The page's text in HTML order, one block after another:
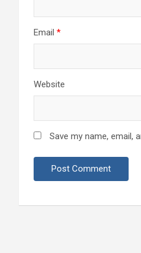
Email *
Website
Save my name, email,